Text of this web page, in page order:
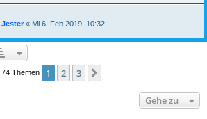
Jester « Mi 6. Feb 2019, 10:32
74 Themen 1 2 3
Gehe zu